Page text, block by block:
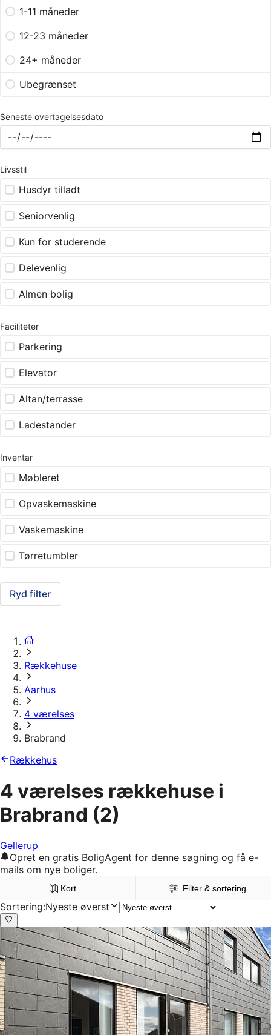
1-11 måneder
12-23 måneder
24+ måneder
Ubegrænset
Seneste overtagelsesdato
Livsstil
Husdyr tilladt
Seniorvenlig
Kun for studerende
Delevenlig
Almen bolig
Faciliteter
Parkering
Elevator
Altan/terrasse
Ladestander
Inventar
Møbleret
Opvaskemaskine
Vaskemaskine
Tørretumbler
Ryd filter
Rækkehuse
Aarhus
4 værelses
Brabrand
Rækkehus
4 værelses rækkehuse i
Brabrand (2)
Gellerup
Opret en gratis BoligAgent for denne søgning og få e-
mails om nye boliger.
Kort Filter & sortering
Sortering:Nyeste øverst